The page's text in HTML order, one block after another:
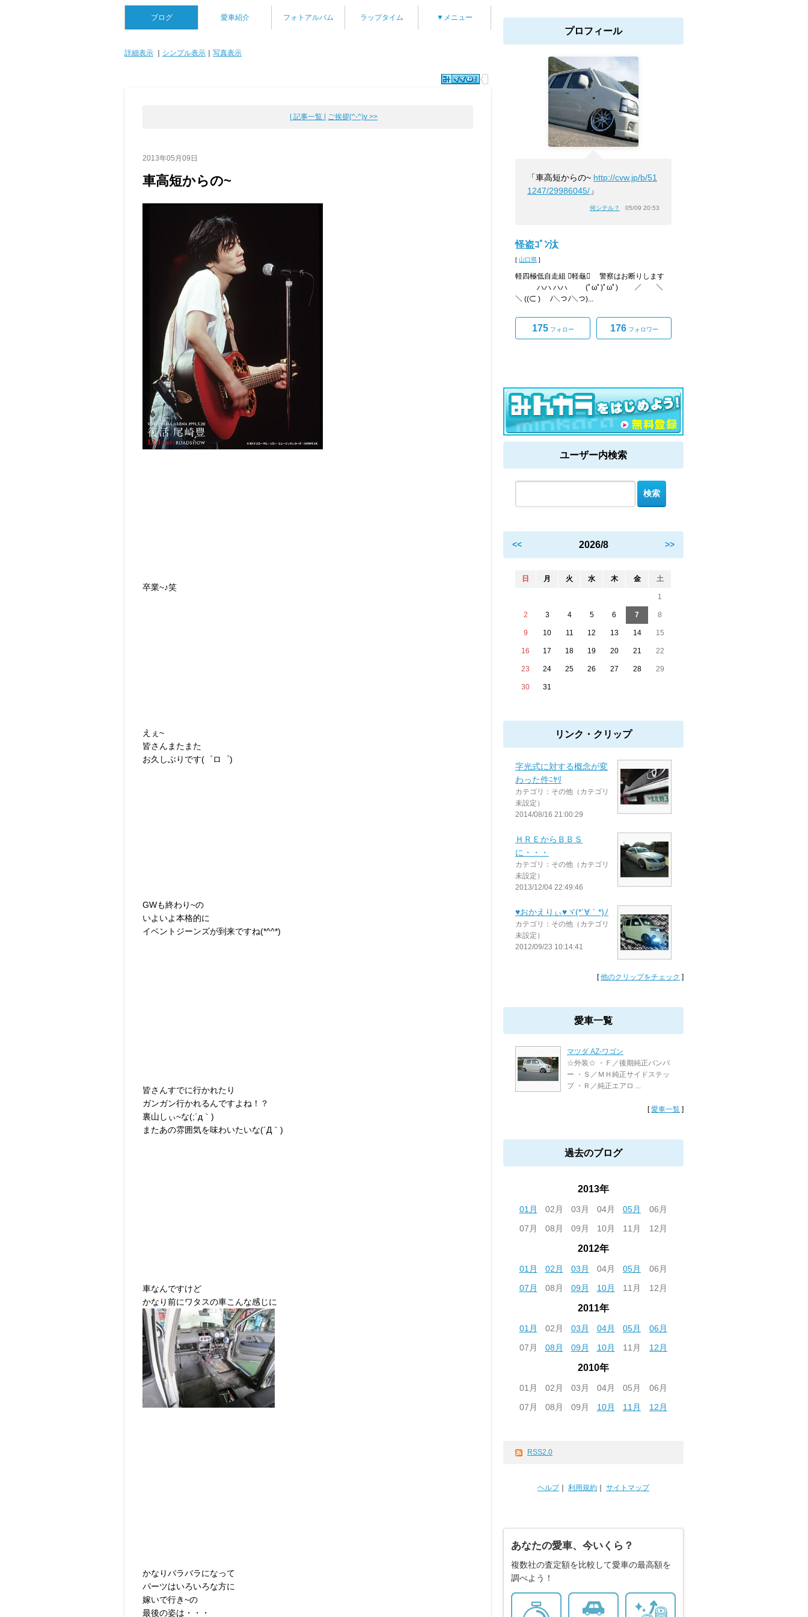
ブログ 愛車紹介 フォトアルバム ラップタイム ▼メニュー
詳細表示 シンプル表示 写真表示
| 記事一覧 | ご挨拶(^-^)v >>
2013年05月09日
車高短からの~
卒業~♪笑
えぇ~
皆さんまたまた
お久しぶりです(゜ロ゜)
GWも終わり~の
いよいよ本格的に
イベントジーンズが到来ですね(*^^*)
皆さんすでに行かれたり
ガンガン行かれるんですよね！？
裏山しぃ~な(;´д｀)
またあの雰囲気を味わいたいな(´Д｀)
車なんですけど
かなり前にワタスの車こんな感じに
かなりバラバラになって
パーツはいろいろな方に
嫁いで行き~の
最後の姿は・・・
プロフィール
「車高短からの~ http://cvw.jp/b/51
1247/29986045/ 」
何シテル？ 05/09 20:53
怪盗ｺﾞﾝ汰
[ 山口県 ]
軽四極低自走組 軽龜 警察はお断りします
ハハ ハハ (ﾟωﾟ)ﾟωﾟ) ／ ＼
＼ ((⊂ ) ﾉ＼つﾉ＼つ)...
175フォロー 176フォロワー
ユーザー内検索
<< 2026/8 >>
日 月 火 水 木 金 土
1
2 3 4 5 6 7 8
9 10 11 12 13 14 15
16 17 18 19 20 21 22
23 24 25 26 27 28 29
30 31
リンク・クリップ
字光式に対する概念が変
わった件ﾆﾔﾘ
カテゴリ：その他（カテゴリ
未設定）
2014/08/16 21:00:29
ＨＲＥからＢＢＳ
に・・・
カテゴリ：その他（カテゴリ
未設定）
2013/12/04 22:49:46
♥おかえりぃ♥ヾ(*´∀｀*)ﾉ
カテゴリ：その他（カテゴリ
未設定）
2012/09/23 10:14:41
[他のクリップをチェック ]
愛車一覧
マツダ AZ-ワゴン
☆外装☆ ・Ｆ／後期純正バンパ
ー ・Ｓ／ＭＨ純正サイドステッ
プ ・Ｒ／純正エアロ ...
[愛車一覧 ]
過去のブログ
2013年
01月 02月 03月 04月 05月
06月
07月
08月 09月 10月 11月 12月
2012年
01月 02月 03月 04月 05月
06月
07月
08月 09月 10月 11月 12月
2011年
01月 02月 03月 04月 05月
06月
07月
08月 09月 10月 11月 12月
2010年
01月 02月 03月 04月 05月
06月
07月
08月 09月 10月 11月 12月
RSS2.0
ヘルプ｜ 利用規約 サイトマップ
あなたの愛車、今いくら？
複数社の査定額を比較して愛車の最高額を
調べよう！